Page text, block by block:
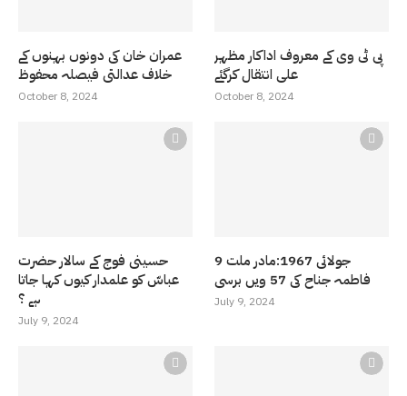
عمران خان کی دونوں بہنوں کے
خلاف عدالتی فیصلہ محفوظ
October 8, 2024
پی ٹی وی کے معروف اداکار مظہر
علی انتقال کرگئے
October 8, 2024
حسینی فوج کے سالار حضرت
عباسّ کو علمدار کیوں کہا جاتا
ہے ؟
July 9, 2024
9 جولائی 1967:مادر ملت
فاطمہ جناح کی 57 ویں برسی
July 9, 2024